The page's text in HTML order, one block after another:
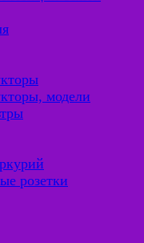
модели
розетки